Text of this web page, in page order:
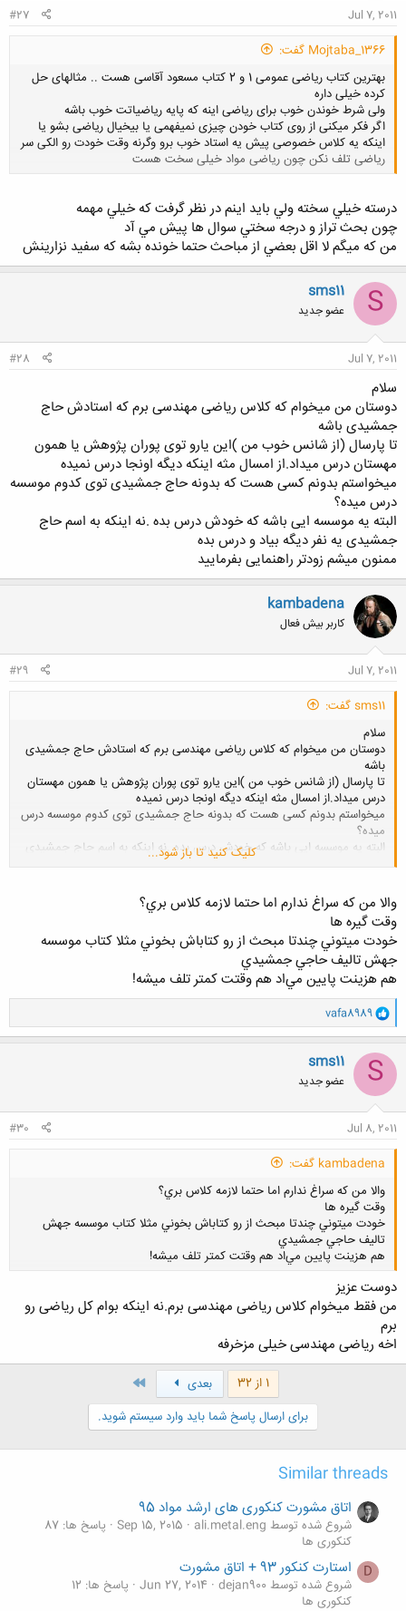
Jul 7, 2011
#27
Mojtaba_1366 گفت:
بهترین کتاب ریاضی عمومی 1 و 2 کتاب مسعود آقاسی هست .. مثالهای حل
کرده خیلی داره
ولی شرط خوندن خوب برای ریاضی اینه که پایه ریاضیاتت خوب باشه
اگر فکر میکنی از روی کتاب خودن چیزی نمیفهمی یا بیخیال ریاضی بشو یا
اینکه یه کلاس خصوصی پیش یه استاد خوب برو وگرنه وقت خودت رو الکی سر
ریاضی تلف نکن چون ریاضی مواد خیلی سخت هست
کلیک کنید تا باز شود...
درسته خيلي سخته ولي بايد اينم در نظر گرفت كه خيلي مهمه
چون بحث تراز و درجه سختي سوال ها پيش مي آد
من كه ميگم لا اقل بعضي از مباحث حتما خونده بشه كه سفيد نزارينش
S
sms11
عضو جدید
Jul 7, 2011
#28
سلام
دوستان من میخوام که کلاس ریاضی مهندسی برم که استادش حاج
جمشیدی باشه
تا پارسال (از شانس خوب من )این یارو توی پوران پژوهش یا همون
مهستان درس میداد.از امسال مثه اینکه دیگه اونجا درس نمیده
میخواستم بدونم کسی هست که بدونه حاج جمشیدی توی کدوم موسسه
درس میده؟
البته یه موسسه ایی باشه که خودش درس بده .نه اینکه به اسم حاج
جمشیدی یه نفر دیگه بیاد و درس بده
ممنون میشم زودتر راهنمایی بفرمایید
kambadena
کاربر بیش فعال
Jul 7, 2011
#29
sms11 گفت:
سلام
دوستان من میخوام که کلاس ریاضی مهندسی برم که استادش حاج جمشیدی
باشه
تا پارسال (از شانس خوب من )این یارو توی پوران پژوهش یا همون مهستان
درس میداد.از امسال مثه اینکه دیگه اونجا درس نمیده
میخواستم بدونم کسی هست که بدونه حاج جمشیدی توی کدوم موسسه درس
میده؟
البته یه موسسه ایی باشه که خودش درس بده .نه اینکه به اسم حاج جمشیدی
کلیک کنید تا باز شود...
والا من كه سراغ ندارم اما حتما لازمه كلاس بري؟
وقت گيره ها
خودت ميتوني چندتا مبحث از رو كتاباش بخوني مثلا كتاب موسسه
جهش تاليف حاجي جمشيدي
هم هزينت پايين مي‌اد هم وقتت كمتر تلف ميشه!
و
ا
ک
ن
ش
ه
ا
vafa8989
S
sms11
عضو جدید
Jul 8, 2011
#30
kambadena گفت:
والا من كه سراغ ندارم اما حتما لازمه كلاس بري؟
وقت گيره ها
خودت ميتوني چندتا مبحث از رو كتاباش بخوني مثلا كتاب موسسه جهش
تاليف حاجي جمشيدي
هم هزينت پايين مي‌اد هم وقتت كمتر تلف ميشه!
کلیک کنید تا باز شود...
دوست عزیز
من فقط میخوام کلاس ریاضی مهندسی برم.نه اینکه بوام کل ریاضی رو
برم
اخه ریاضی مهندسی خیلی مزخرفه
1 از 32 بعدی
برای ارسال پاسخ شما باید وارد سیستم شوید.
Similar threads
اتاق مشورت کنکوری های ارشد مواد 95
شروع شده توسط ali.metal.eng Sep 15, 2015 پاسخ ها: 87
کنکوری ها
D استارت کنکور 93 + اتاق مشورت
شروع شده توسط dejan900 Jun 27, 2014 پاسخ ها: 12
کنکوری ها